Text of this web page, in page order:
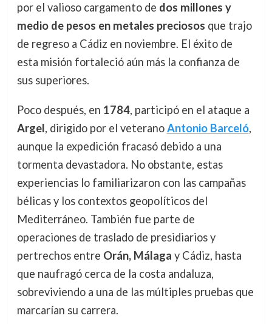
por el valioso cargamento de dos millones y
medio de pesos en metales preciosos que trajo
de regreso a Cádiz en noviembre. El éxito de
esta misión fortaleció aún más la confianza de
sus superiores.
Poco después, en 1784, participó en el ataque a
Argel, dirigido por el veteranoAntonio Barceló,
aunque la expedición fracasó debido a una
tormenta devastadora. No obstante, estas
experiencias lo familiarizaron con las campañas
bélicas y los contextos geopolíticos del
Mediterráneo. También fue parte de
operaciones de traslado de presidiarios y
pertrechos entre Orán, Málaga y Cádiz, hasta
que naufragó cerca de la costa andaluza,
sobreviviendo a una de las múltiples pruebas que
marcarían su carrera.